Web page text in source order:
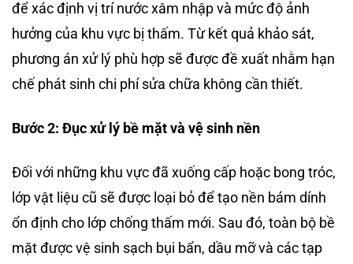
để xác định vị trí nước xâm nhập và mức độ ảnh
hưởng của khu vực bị thấm. Từ kết quả khảo sát,
phương án xử lý phù hợp sẽ được đề xuất nhằm hạn
chế phát sinh chi phí sửa chữa không cần thiết.
Bước 2: Đục xử lý bề mặt và vệ sinh nền
Đối với những khu vực đã xuống cấp hoặc bong tróc,
lớp vật liệu cũ sẽ được loại bỏ để tạo nền bám dính
ổn định cho lớp chống thấm mới. Sau đó, toàn bộ bề
mặt được vệ sinh sạch bụi bẩn, dầu mỡ và các tạp